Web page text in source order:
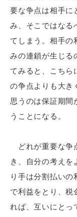
要な争点は相手に
み、そこではなる
てしまう。相手の
みの連鎖が生じる
てみると、こちら
の争点よりも大き
思うのは保証期間
うことになる。
どれが重要な争
き、自分の考えを
り手は分割払いの
で利益をとり、税
れば、互いにとっ